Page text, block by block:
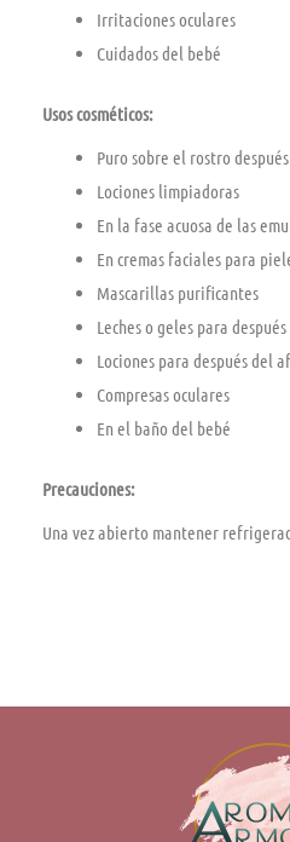
Irritaciones oculares
Cuidados del bebé
Usos cosméticos:
Puro sobre el rostro
Lociones limpiadoras
En la fase acuosa de las
En cremas faciales para
Mascarillas purificantes
Leches o geles para
Lociones para después del
Compresas oculares
En el baño del bebé
Precauciones:
Una vez abierto mantener